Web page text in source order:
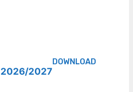
2026/2027
DOWNLOAD